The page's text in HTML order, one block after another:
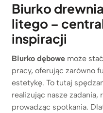
Biurko
litego –
inspiracji
Biurko dębowe może
pracy, oferując zarówno
estetykę. To tutaj
realizując nasze zadania,
prowadząc spotkania.